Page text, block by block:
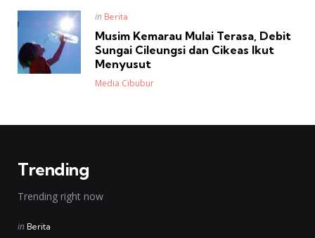
Posted
in
in Berita
Musim Kemarau Mulai Terasa, Debit
Sungai Cileungsi dan Cikeas Ikut
Menyusut
Posted
Media Cibubur
Trending
Trending right now
Posted
in Berita